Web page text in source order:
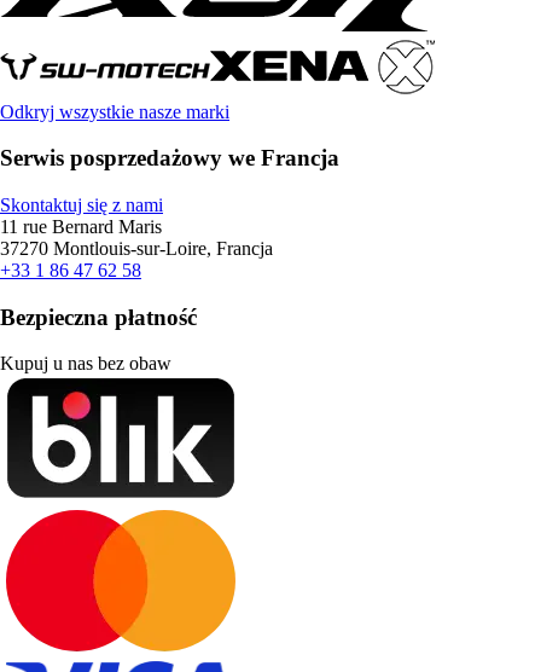
Odkryj wszystkie nasze marki
Serwis posprzedażowy we Francja
Skontaktuj się z nami
11 rue Bernard Maris
37270 Montlouis-sur-Loire, Francja
+33 1 86 47 62 58
Bezpieczna płatność
Kupuj u nas bez obaw